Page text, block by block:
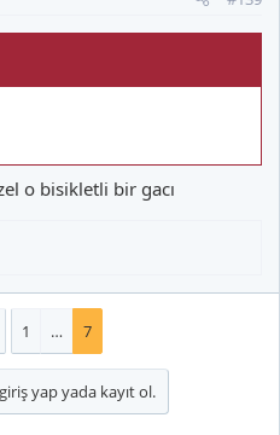
o bisikletli bir gacı
1 … 7
yap yada kayıt ol.